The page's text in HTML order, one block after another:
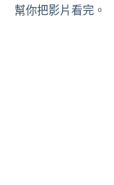
幫你把影片看完。